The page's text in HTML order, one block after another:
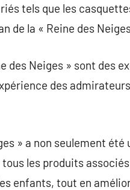
tels que les
de la « Reine des
des Neiges » sont des
des
» a non seulement
tous les produits
enfants, tout en